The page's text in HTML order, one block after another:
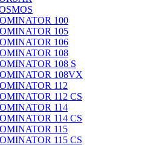
100
105
106
108
108 S
108VX
112
112 CS
114
114 CS
115
115 CS